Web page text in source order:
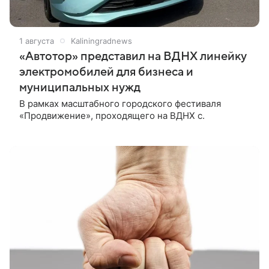
1 августа Kaliningradnews
«Автотор» представил на ВДНХ линейку
электромобилей для бизнеса и
муниципальных нужд
В рамках масштабного городского фестиваля
«Продвижение», проходящего на ВДНХ с.